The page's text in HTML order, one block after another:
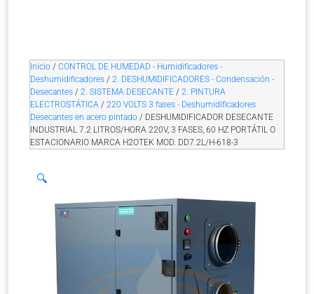
Inicio / CONTROL DE HUMEDAD - Humidificadores -
Deshumidificadores / 2. DESHUMIDIFICADORES - Condensación -
Desecantes / 2. SISTEMA DESECANTE / 2. PINTURA
ELECTROSTÁTICA / 220 VOLTS 3 fases - Deshumidificadores
Desecantes en acero pintado / DESHUMIDIFICADOR DESECANTE
INDUSTRIAL 7.2 LITROS/HORA 220V, 3 FASES, 60 HZ PORTÁTIL O
ESTACIONARIO MARCA H2OTEK MOD. DD7.2L/H-618-3
🔍